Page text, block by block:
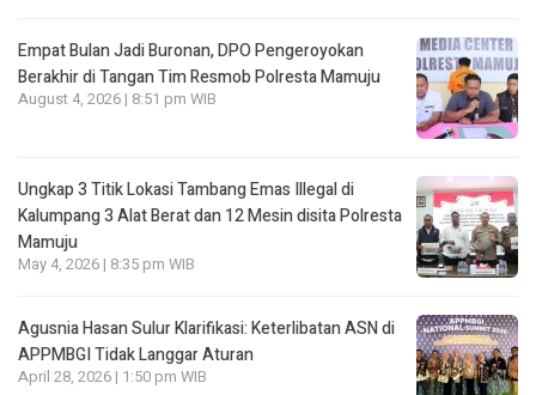
Empat Bulan Jadi Buronan, DPO Pengeroyokan
Berakhir di Tangan Tim Resmob Polresta Mamuju
August 4, 2026 | 8:51 pm WIB
Ungkap 3 Titik Lokasi Tambang Emas Illegal di
Kalumpang 3 Alat Berat dan 12 Mesin disita Polresta
Mamuju
May 4, 2026 | 8:35 pm WIB
Agusnia Hasan Sulur Klarifikasi: Keterlibatan ASN di
APPMBGI Tidak Langgar Aturan
April 28, 2026 | 1:50 pm WIB